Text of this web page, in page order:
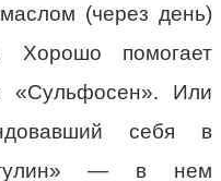
(через день)
Хорошо помогает
«Сульфосен». Или
себя в
— в нем